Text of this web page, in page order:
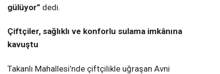
gülüyor” dedi.
Çiftçiler, sağlıklı ve konforlu sulama imkânına
kavuştu
Takanlı Mahallesi’nde çiftçilikle uğraşan Avni